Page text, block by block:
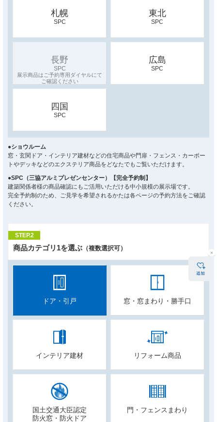
札幌
SPC
東北
SPC
長野
SPC
広島
SPC
四国
SPC
●ショウルーム
窓・玄関ドア・インテリア建材などの住宅商品や門扉・フェンス・カーポー
トやデッキなどのエクステリア商品をどなたでもご覧いただけます。
●SPC（三協アルミプレゼンセンター）【完全予約制】
建築関係者様の商品確認にもご活用いただける中小規模の展示場です。
完全予約制のため、ご見学を希望されるかたは各ページの予約方法をご確認
ください。
STEP.2
商品カテゴリ1を選ぶ （複数選択可）
ドア・引戸 窓・窓まわり・勝手口
インテリア建材 リフォーム商品
国土交通大臣認定
防火窓・防火ドア
門・フェンスまわり